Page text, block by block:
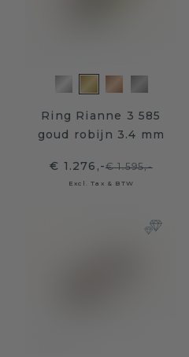
Ring Rianne 3 585
goud robijn 3.4 mm
€ 1.276,-€ 1.595,-
Excl. Tax & BTW